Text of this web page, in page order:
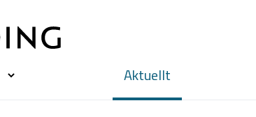
Aktuellt